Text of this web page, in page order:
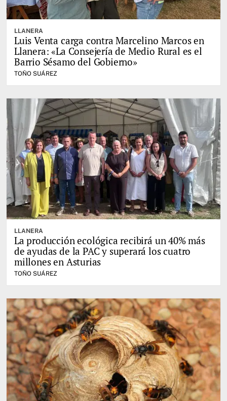
LLANERA
Luis Venta carga contra Marcelino Marcos en
Llanera: «La Consejería de Medio Rural es el
Barrio Sésamo del Gobierno»
TOÑO SUÁREZ
LLANERA
La producción ecológica recibirá un 40% más
de ayudas de la PAC y superará los cuatro
millones en Asturias
TOÑO SUÁREZ